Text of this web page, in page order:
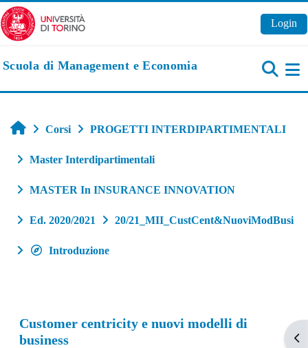
Vai al contenuto principale
Login
Scuola di Management e Economia
Home
Corsi PROGETTI INTERDIPARTIMENTALI
Master Interdipartimentali
MASTER In INSURANCE INNOVATION
Ed. 2020/2021 20/21_MII_CustCent&NuoviModBusi
Introduzione
Customer centricity e nuovi modelli di
business